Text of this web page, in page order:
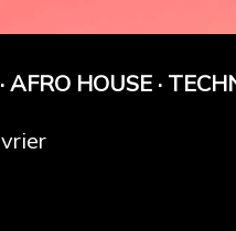
AFRO HOUSE ·